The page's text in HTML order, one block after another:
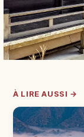
À LIRE AUSSI →